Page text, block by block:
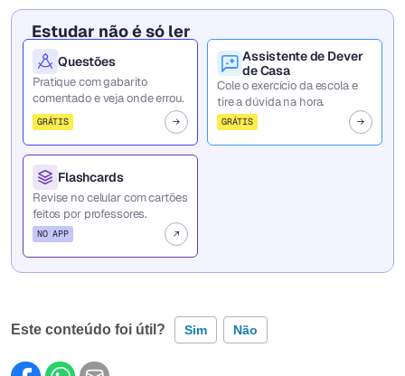
Estudar não é só ler
Questões
Pratique com gabarito
comentado e veja onde errou.
GRÁTIS
Assistente de Dever
de Casa
Cole o exercício da escola e
tire a dúvida na hora.
GRÁTIS
Flashcards
Revise no celular com cartões
feitos por professores.
NO APP
Este conteúdo foi útil? Sim Não